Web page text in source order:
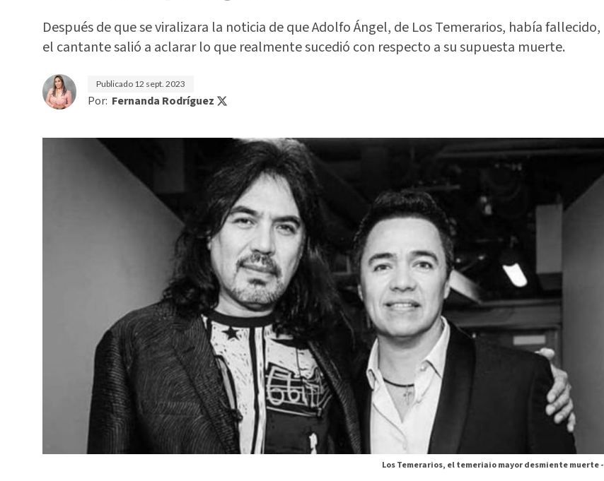
Después de que se viralizara la noticia de que Adolfo Ángel, de Los Temerarios, había fallecido,
el cantante salió a aclarar lo que realmente sucedió con respecto a su supuesta muerte.
Publicado 12 sept. 2023
Por: Fernanda Rodríguez
Los Temerarios, el temeriaio mayor desmiente muerte -